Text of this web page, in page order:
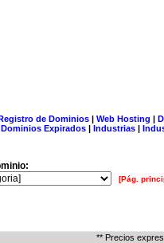
de Dominios| Web Hosting |
Dominios Expirados | Industrias |
[Pág.
** Precios